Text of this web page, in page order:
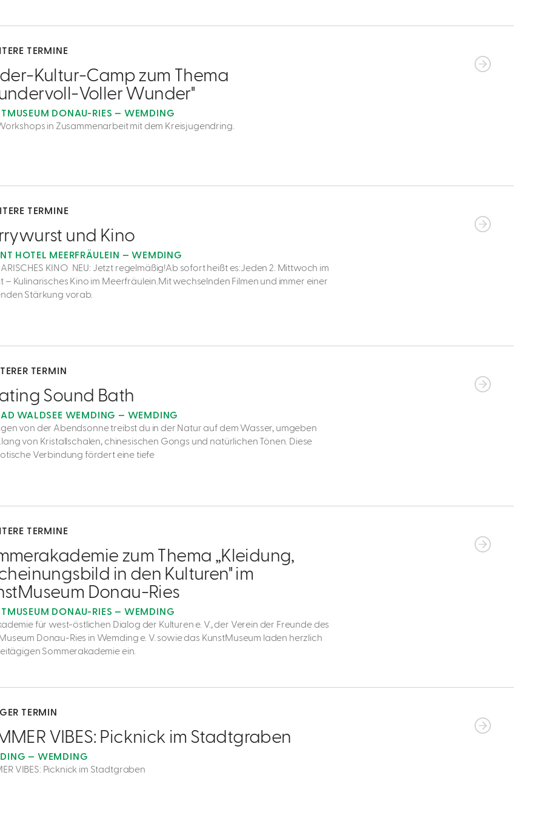
TERMINE
Kultur-Camp zum Thema
Voller Wunder"
DONAU-RIES — WEMDING
in Zusammenarbeit mit dem Kreisjugendring.
TERMINE
und Kino
HOTEL MEERFRÄULEIN — WEMDING
KINO NEU: Jetzt regelmäßig!Ab sofort heißt es:Jeden 2. Mittwoch im
– Kulinarisches Kino im Meerfräulein.Mit wechselnden Filmen und immer einer
Stärkung vorab.
TERMIN
Sound Bath
WALDSEE WEMDING — WEMDING
von der Abendsonne treibst du in der Natur auf dem Wasser, umgeben
von Kristallschalen, chinesischen Gongs und natürlichen Tönen. Diese
Verbindung fördert eine tiefe
TERMINE
zum Thema „Kleidung,
in den Kulturen" im
Donau-Ries
DONAU-RIES — WEMDING
für west-östlichen Dialog der Kulturen e. V., der Verein der Freunde des
Donau-Ries in Wemding e. V. sowie das KunstMuseum laden herzlich
Sommerakademie ein.
TERMIN
VIBES: Picknick im Stadtgraben
— WEMDING
VIBES: Picknick im Stadtgraben